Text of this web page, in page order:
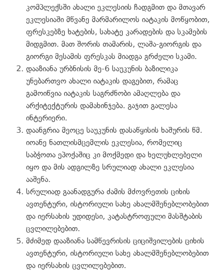
კომპლექსში ახალი ეკლესიის ჩადგმით და მთავარ
ეკლესიაში მწვანე მარმარილოს იატაკის მოწყობით,
ფრესკებზე ხატების, სახატე კარადების და სკამების
მიდგმით. მათ შორის თამარის, ლაშა-გიორგის და
გიორგი მესამის ფრესკას მიადგა გრძელი სკამი.
დააზიანა ურბნისის მე-6 საუკუნის ბაზილიკა
უნებართვო ახალი იატაკის დაგებით, რამაც
გამოიწვია იატაკის საგრძნობი ამაღლება და
არქიტექტურის დამახინჯება. გაჯით გალესა
ინტერიერი.
დაანგრია მეოცე საუკუნის დასაწყისის ხაშურის წმ.
იოანე ნათლისმცემლის ეკლესია, რომელიც
საბჭოთა ეპოქაშიც კი მოქმედი და ხელუხლებელი
იყო და მის ადგილზე სრულიად ახალი ეკლესია
ააშენა.
სრულიად გაანადგურა ძამის მძოვრეთის ციხის
ავთენტური, ისტორიული სახე ახალმშენებლობებით
და იერსახის უდიდესი, კატასტროფული მასშტაბის
ცვლილებებით.
მძიმედ დააზიანა სამწევრისის ციციშვილების ციხის
ავთენტური, ისტორიული სახე ახალმშენებლობებით
და იერსახის ცვლილებებით.